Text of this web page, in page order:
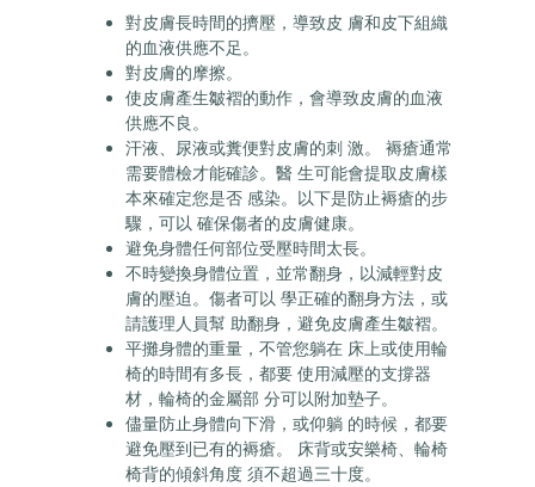
對皮膚長時間的擠壓，導致皮 膚和皮下組織
的血液供應不足。
對皮膚的摩擦。
使皮膚產生皺褶的動作，會導致皮膚的血液
供應不良。
汗液、尿液或糞便對皮膚的刺 激。 褥瘡通常
需要體檢才能確診。醫 生可能會提取皮膚樣
本來確定您是否 感染。以下是防止褥瘡的步
驟，可以 確保傷者的皮膚健康。
避免身體任何部位受壓時間太長。
不時變換身體位置，並常翻身，以減輕對皮
膚的壓迫。傷者可以 學正確的翻身方法，或
請護理人員幫 助翻身，避免皮膚產生皺褶。
平攤身體的重量，不管您躺在 床上或使用輪
椅的時間有多長，都要 使用減壓的支撐器
材，輪椅的金屬部 分可以附加墊子。
儘量防止身體向下滑，或仰躺 的時候，都要
避免壓到已有的褥瘡。 床背或安樂椅、輪椅
椅背的傾斜角度 須不超過三十度。